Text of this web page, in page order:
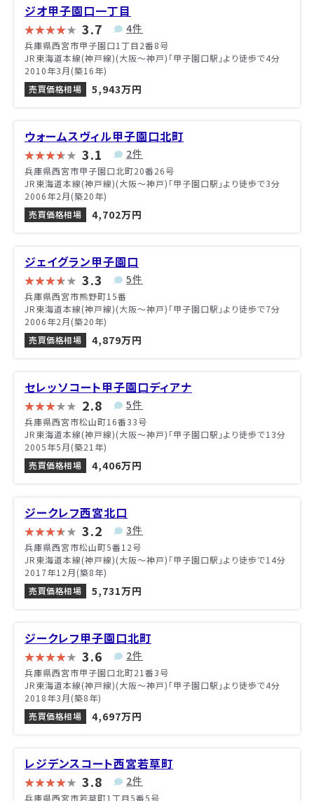
ジオ甲子園口一丁目
3.7 4件
兵庫県西宮市甲子園口1丁目2番8号
JR東海道本線(神戸線)(大阪～神戸)「甲子園口駅」より徒歩で4分
2010年3月(築16年)
売買価格相場
5,943万円
ウォームスヴィル甲子園口北町
3.1 2件
兵庫県西宮市甲子園口北町20番26号
JR東海道本線(神戸線)(大阪～神戸)「甲子園口駅」より徒歩で3分
2006年2月(築20年)
売買価格相場
4,702万円
ジェイグラン甲子園口
3.3 5件
兵庫県西宮市熊野町15番
JR東海道本線(神戸線)(大阪～神戸)「甲子園口駅」より徒歩で7分
2006年2月(築20年)
売買価格相場
4,879万円
セレッソコート甲子園口ディアナ
2.8 5件
兵庫県西宮市松山町16番33号
JR東海道本線(神戸線)(大阪～神戸)「甲子園口駅」より徒歩で13分
2005年5月(築21年)
売買価格相場
4,406万円
ジークレフ西宮北口
3.2 3件
兵庫県西宮市松山町5番12号
JR東海道本線(神戸線)(大阪～神戸)「甲子園口駅」より徒歩で14分
2017年12月(築8年)
売買価格相場
5,731万円
ジークレフ甲子園口北町
3.6 2件
兵庫県西宮市甲子園口北町21番3号
JR東海道本線(神戸線)(大阪～神戸)「甲子園口駅」より徒歩で4分
2018年3月(築8年)
売買価格相場
4,697万円
レジデンスコート西宮若草町
3.8 2件
兵庫県西宮市若草町1丁目5番5号